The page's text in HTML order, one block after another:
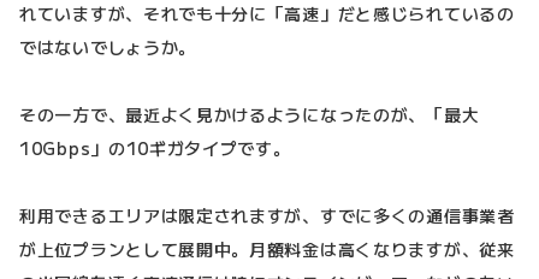
れていますが、それでも十分に「高速」だと感じられているの
ではないでしょうか。
その一方で、最近よく見かけるようになったのが、「最大
10Gbps」の10ギガタイプです。
利用できるエリアは限定されますが、すでに多くの通信事業者
が上位プランとして展開中。月額料金は高くなりますが、従来